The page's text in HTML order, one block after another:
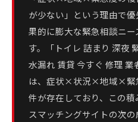
が少ない」という理由で
果的に膨大な緊急相談ニ
す。「トイレ 詰まり 深夜
水漏れ 賃貸 今すぐ 修理
は、症状×状況×地域×緊
件が存在しており、この
スマッチングサイトの次